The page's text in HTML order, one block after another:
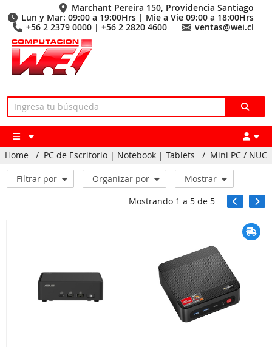
Marchant Pereira 150, Providencia Santiago
Lun y Mar: 09:00 a 19:00Hrs | Mie a Vie 09:00 a 18:00Hrs
+56 2 2379 0000 | +56 2 2820 4600
ventas@wei.cl
Home / PC de Escritorio | Notebook | Tablets / Mini PC / NUC
Filtrar por Organizar por
Mostrar
Mostrando 1 a 5de 5